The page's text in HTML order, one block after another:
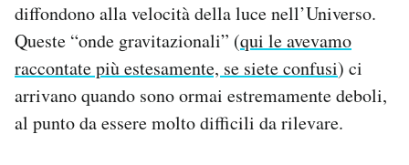
diffondono alla velocità della luce nell’Universo.
Queste “onde gravitazionali” (qui le avevamo
raccontate più estesamente, se siete confusi) ci
arrivano quando sono ormai estremamente deboli,
al punto da essere molto difficili da rilevare.